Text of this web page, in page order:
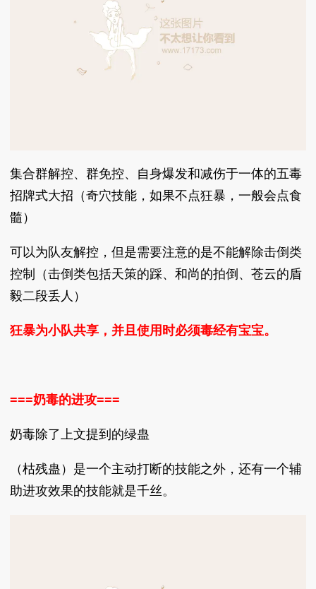
集合群解控、群免控、自身爆发和减伤于一体的五毒
招牌式大招（奇穴技能，如果不点狂暴，一般会点食
髓）
可以为队友解控，但是需要注意的是不能解除击倒类
控制（击倒类包括天策的踩、和尚的拍倒、苍云的盾
毅二段丢人）
狂暴为小队共享，并且使用时必须毒经有宝宝。
===奶毒的进攻===
奶毒除了上文提到的绿蛊
（枯残蛊）是一个主动打断的技能之外，还有一个辅
助进攻效果的技能就是千丝。